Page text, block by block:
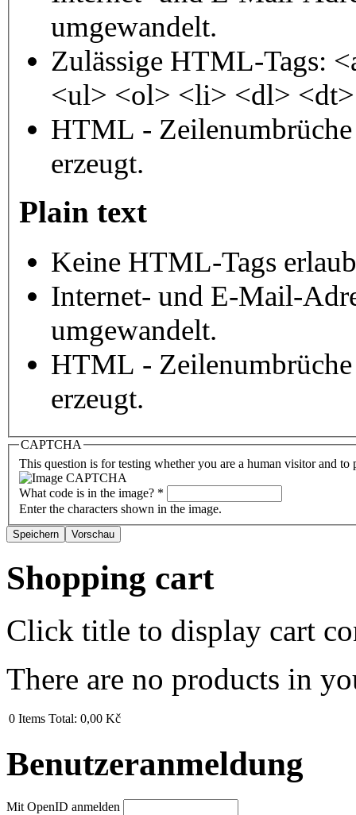
umgewandelt.
Zulässige HTML-Tags:
<ul> <ol> <li> <dl>
HTML - Zeilenumbrüche
erzeugt.
Plain text
Keine HTML-Tags
Internet- und E-Mail-
umgewandelt.
HTML - Zeilenumbrüche
erzeugt.
CAPTCHA
This question is for testing whether you are a human visitor and to
What code is in the image? *
Enter the characters shown in the image.
Shopping cart
Click title to display cart
There are no products in
0 Items Total: 0,00 Kč
Benutzeranmeldung
Mit OpenID anmelden